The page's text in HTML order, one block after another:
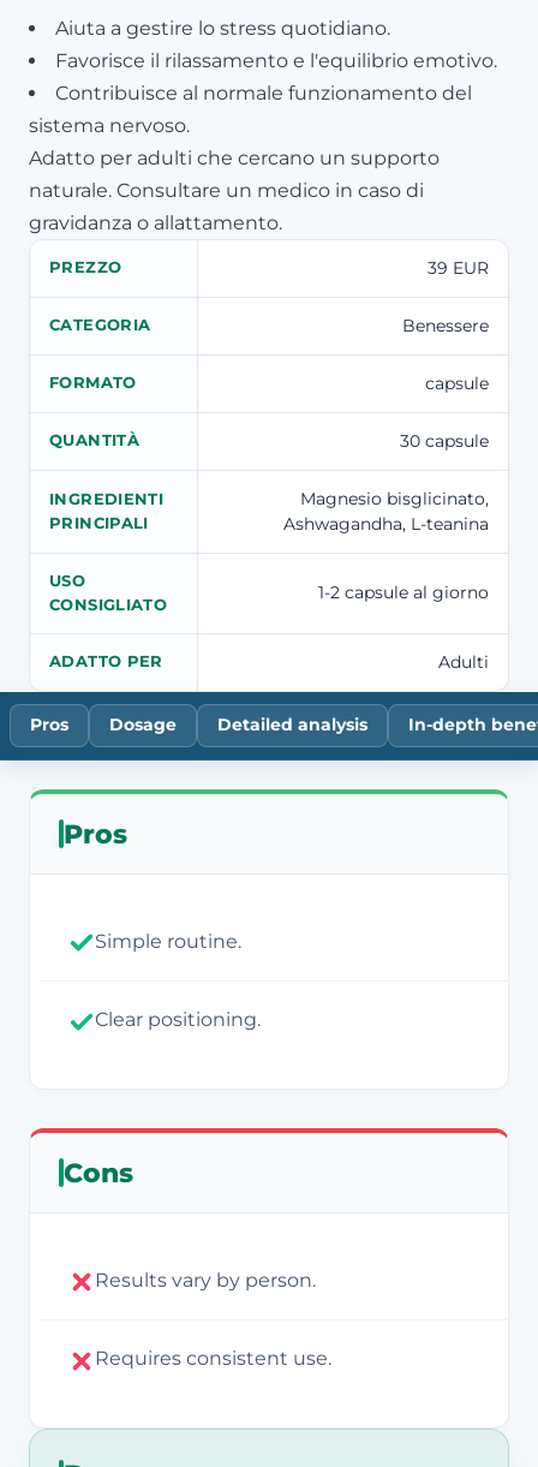
Aiuta a gestire lo stress quotidiano.
Favorisce il rilassamento e l'equilibrio emotivo.
Contribuisce al normale funzionamento del
sistema nervoso.
Adatto per adulti che cercano un supporto
naturale. Consultare un medico in caso di
gravidanza o allattamento.
PREZZO 39 EUR
CATEGORIA Benessere
FORMATO capsule
QUANTITÀ 30 capsule
INGREDIENTI
PRINCIPALI
Magnesio bisglicinato,
Ashwagandha, L-teanina
USO
CONSIGLIATO
1-2 capsule al giorno
ADATTO PER Adulti
Pros Dosage Detailed analysis In-depth
Pros
Simple routine.
Clear positioning.
Cons
Results vary by person.
Requires consistent use.